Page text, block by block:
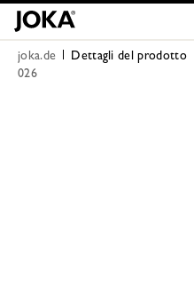
joka.de Dettagli del prodotto
026